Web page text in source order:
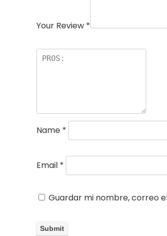
Your Review *
Name *
Email *
Guardar mi nombre, correo